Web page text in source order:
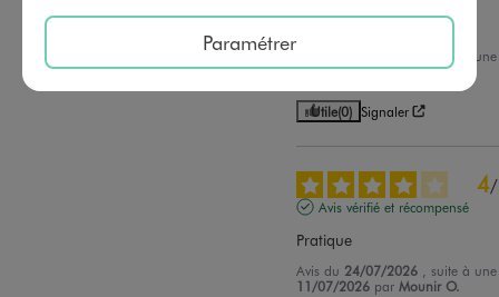
, suite à
13/07/2026 parSandrine S.
Utile(0) Signaler
4/
Avis vérifié et récompensé
Pratique
Avis du 24/07/2026 , suite à
11/07/2026 parMounir O.
Paramétrer